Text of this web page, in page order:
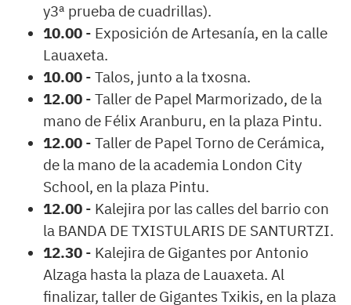
y3ª prueba de cuadrillas).
10.00 - Exposición de Artesanía, en la calle
Lauaxeta.
10.00 - Talos, junto a la txosna.
12.00 - Taller de Papel Marmorizado, de la
mano de Félix Aranburu, en la plaza Pintu.
12.00 - Taller de Papel Torno de Cerámica,
de la mano de la academia London City
School, en la plaza Pintu.
12.00 - Kalejira por las calles del barrio con
la BANDA DE TXISTULARIS DE SANTURTZI.
12.30 - Kalejira de Gigantes por Antonio
Alzaga hasta la plaza de Lauaxeta. Al
finalizar, taller de Gigantes Txikis, en la plaza